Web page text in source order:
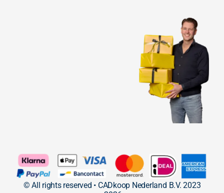
© All rights reserved • CADkoop Nederland B.V. 2023